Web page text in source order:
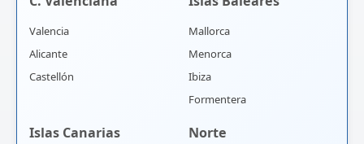
Valencia
Alicante
Castellón
Mallorca
Menorca
Ibiza
Formentera
Islas Canarias Norte